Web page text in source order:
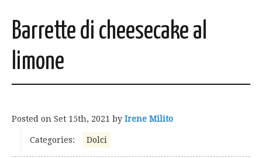
Barrette di cheesecake al
limone
Posted on Set 15th, 2021 by Irene Milito
Categories: Dolci